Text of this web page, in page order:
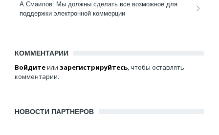
А.Смаилов: Мы должны сделать все возможное для
поддержки электронной коммерции
КОММЕНТАРИИ
Войдитеили зарегистрируйтесь, чтобы оставлять
комментарии.
НОВОСТИ ПАРТНЕРОВ